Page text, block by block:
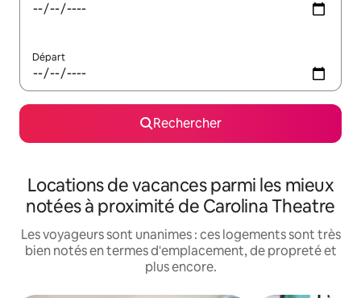
Départ
Rechercher
Locations de vacances parmi les mieux
notées à proximité de Carolina Theatre
Les voyageurs sont unanimes : ces logements sont très
bien notés en termes d'emplacement, de propreté et
plus encore.